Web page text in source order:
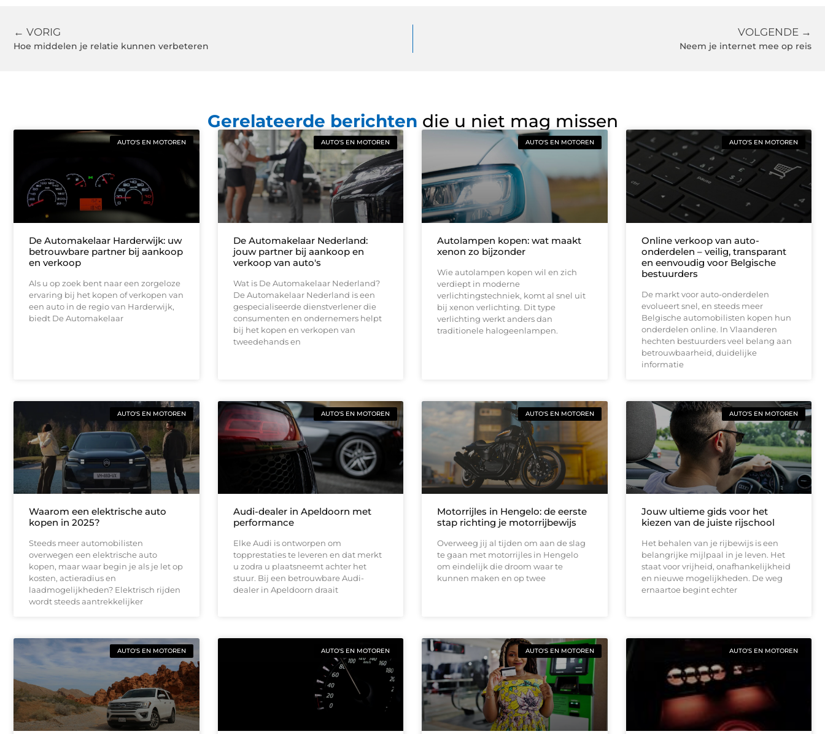
← VORIG
Hoe middelen je relatie kunnen verbeteren
VOLGENDE →
Neem je internet mee op reis
Gerelateerde berichten die u niet mag missen
AUTO'S EN MOTOREN
De Automakelaar Harderwijk: uw
betrouwbare partner bij aankoop
en verkoop
Als u op zoek bent naar een zorgeloze
ervaring bij het kopen of verkopen van
een auto in de regio van Harderwijk,
biedt De Automakelaar
AUTO'S EN MOTOREN
De Automakelaar Nederland:
jouw partner bij aankoop en
verkoop van auto's
Wat is De Automakelaar Nederland?
De Automakelaar Nederland is een
gespecialiseerde dienstverlener die
consumenten en ondernemers helpt
bij het kopen en verkopen van
tweedehands en
AUTO'S EN MOTOREN
Autolampen kopen: wat maakt
xenon zo bijzonder
Wie autolampen kopen wil en zich
verdiept in moderne
verlichtingstechniek, komt al snel uit
bij xenon verlichting. Dit type
verlichting werkt anders dan
traditionele halogeenlampen.
AUTO'S EN MOTOREN
Online verkoop van auto-
onderdelen – veilig, transparant
en eenvoudig voor Belgische
bestuurders
De markt voor auto-onderdelen
evolueert snel, en steeds meer
Belgische automobilisten kopen hun
onderdelen online. In Vlaanderen
hechten bestuurders veel belang aan
betrouwbaarheid, duidelijke
informatie
AUTO'S EN MOTOREN
Waarom een elektrische auto
kopen in 2025?
Steeds meer automobilisten
overwegen een elektrische auto
kopen, maar waar begin je als je let op
kosten, actieradius en
laadmogelijkheden? Elektrisch rijden
wordt steeds aantrekkelijker
AUTO'S EN MOTOREN
Audi-dealer in Apeldoorn met
performance
Elke Audi is ontworpen om
topprestaties te leveren en dat merkt
u zodra u plaatsneemt achter het
stuur. Bij een betrouwbare Audi-
dealer in Apeldoorn draait
AUTO'S EN MOTOREN
Motorrijles in Hengelo: de eerste
stap richting je motorrijbewijs
Overweeg jij al tijden om aan de slag
te gaan met motorrijles in Hengelo
om eindelijk die droom waar te
kunnen maken en op twee
AUTO'S EN MOTOREN
Jouw ultieme gids voor het
kiezen van de juiste rijschool
Het behalen van je rijbewijs is een
belangrijke mijlpaal in je leven. Het
staat voor vrijheid, onafhankelijkheid
en nieuwe mogelijkheden. De weg
ernaartoe begint echter
AUTO'S EN MOTOREN AUTO'S EN MOTOREN AUTO'S EN MOTOREN AUTO'S EN MOTOREN